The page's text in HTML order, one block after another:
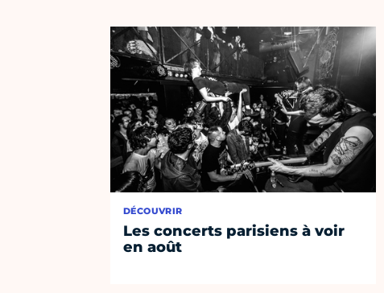
DÉCOUVRIR
Les concerts parisiens à voir
en août